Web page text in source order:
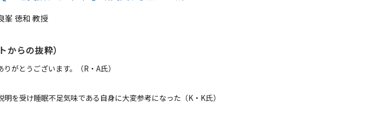
助金採択状況
校法人田村学園概要
峯 徳和 教授
らの抜粋）
がとうございます。（R・A氏）
を受け睡眠不足気味である自身に大変参考になった（K・K氏）